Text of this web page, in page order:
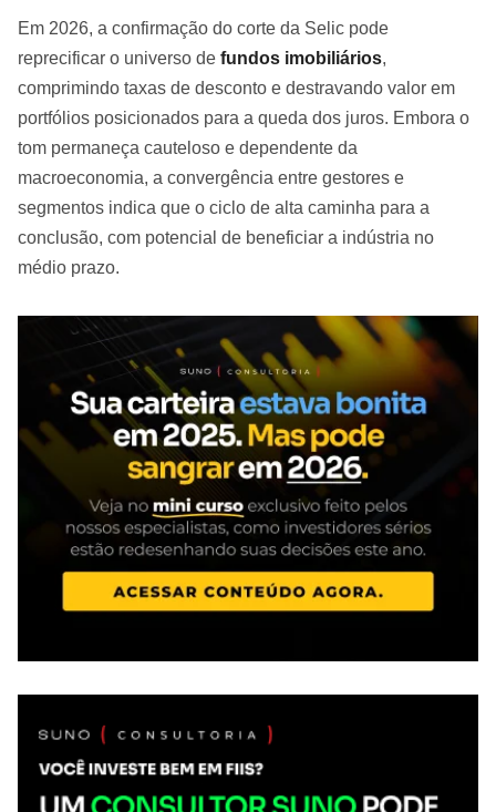
Em 2026, a confirmação do corte da Selic pode
reprecificar o universo de fundos imobiliários,
comprimindo taxas de desconto e destravando valor em
portfólios posicionados para a queda dos juros. Embora o
tom permaneça cauteloso e dependente da
macroeconomia, a convergência entre gestores e
segmentos indica que o ciclo de alta caminha para a
conclusão, com potencial de beneficiar a indústria no
médio prazo.